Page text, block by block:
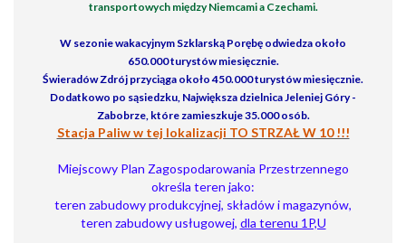
transportowych między Niemcami a Czechami.
W sezonie wakacyjnym Szklarską Porębę odwiedza około
650.000 turystów miesięcznie.
Świeradów Zdrój przyciąga około 450.000 turystów miesięcznie.
Dodatkowo po sąsiedzku, Największa dzielnica Jeleniej Góry -
Zabobrze, które zamieszkuje 35.000 osób.
Stacja Paliw w tej lokalizacji TO STRZAŁ W 10 !!!
Miejscowy Plan Zagospodarowania Przestrzennego
określa teren jako:
teren zabudowy produkcyjnej, składów i magazynów,
teren zabudowy usługowej, dla terenu 1P,U